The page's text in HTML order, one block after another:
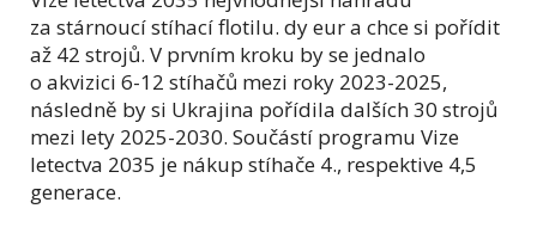
za stárnoucí stíhací flotilu. dy eur a chce si pořídit
až 42 strojů. V prvním kroku by se jednalo
o akvizici 6-12 stíhačů mezi roky 2023-2025,
následně by si Ukrajina pořídila dalších 30 strojů
mezi lety 2025-2030. Součástí programu Vize
letectva 2035 je nákup stíhače 4., respektive 4,5
generace.